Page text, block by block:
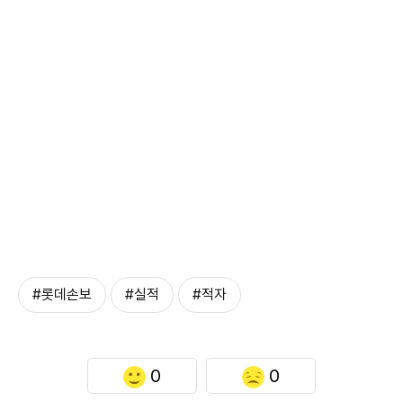
#롯데손보 #실적 #적자
0 0